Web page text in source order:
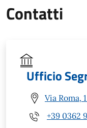
Contatti
Ufficio
Via Roma,
+39 0362